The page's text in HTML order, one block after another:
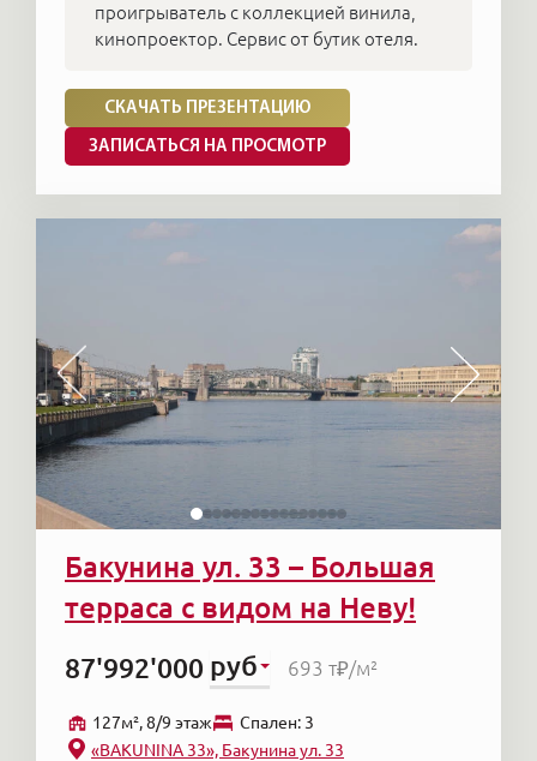
проигрыватель с коллекцией винила,
кинопроектор. Сервис от бутик отеля.
СКАЧАТЬ ПРЕЗЕНТАЦИЮ
ЗАПИСАТЬСЯ НА ПРОСМОТР
Бакунина ул. 33 – Большая
терраса с видом на Неву!
87'992'000 руб 693 т₽/м²
127м², 8/9 этаж
Cпален: 3
«BAKUNINA 33», Бакунина ул. 33